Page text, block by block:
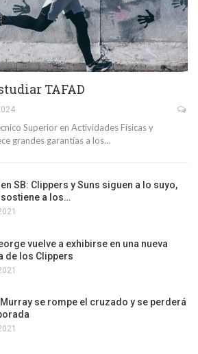
TAFAD
Superior en Actividades Físicas y
grandes garantías a los…
SB: Clippers y Suns siguen a lo suyo,
sostiene a los…
vuelve a exhibirse en una nueva
de los Clippers
se rompe el cruzado y se perderá